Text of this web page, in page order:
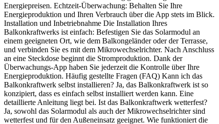
Energiepreisen. Echtzeit-Überwachung: Behalten Sie Ihre
Energieproduktion und Ihren Verbrauch über die App stets im Blick.
Installation und Inbetriebnahme Die Installation Ihres
Balkonkraftwerks ist einfach: Befestigen Sie das Solarmodul an
einem geeigneten Ort, wie dem Balkongeländer oder der Terrasse,
und verbinden Sie es mit dem Mikrowechselrichter. Nach Anschluss
an eine Steckdose beginnt die Stromproduktion. Dank der
Überwachungs-App haben Sie jederzeit die Kontrolle über Ihre
Energieproduktion. Häufig gestellte Fragen (FAQ) Kann ich das
Balkonkraftwerk selbst installieren? Ja, das Balkonkraftwerk ist so
konzipiert, dass es einfach selbst installiert werden kann. Eine
detaillierte Anleitung liegt bei. Ist das Balkonkraftwerk wetterfest?
Ja, sowohl das Solarmodul als auch der Mikrowechselrichter sind
wetterfest und für den Außeneinsatz geeignet. Wie funktioniert die